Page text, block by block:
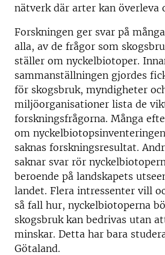
nätverk där arter kan överleva
Forskningen ger svar på
alla, av de frågor som
ställer om nyckelbiotoper.
sammanställningen gjordes
för skogsbruk, myndigheter
miljöorganisationer lista de
forskningsfrågorna. Många
om
saknas forskningsresultat.
saknar svar rör
beroende på landskapets
landet. Flera intressenter vill
så fall hur, nyckelbiotoperna
skogsbruk kan bedrivas utan
minskar. Detta har bara
Götaland.